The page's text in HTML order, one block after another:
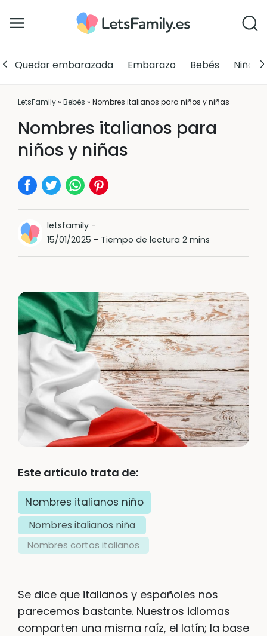
Quedar embarazada Embarazo Bebés Niños
LetsFamily» Bebés » Nombres italianos para niños y niñas
Nombres italianos para
niños y niñas
letsfamily-
15/01/2025 - Tiempo de lectura 2 mins
Este artículo trata de:
Nombres italianos niño
Nombres italianos niña
Nombres cortos italianos
Se dice que italianos y españoles nos
parecemos bastante. Nuestros idiomas
comparten una misma raíz, el latín; la base